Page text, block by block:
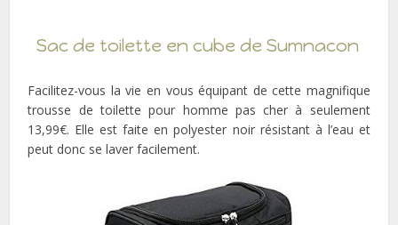
Sac de toilette en cube de Sumnacon
Facilitez-vous la vie en vous équipant de cette magnifique
trousse de toilette pour homme pas cher à seulement
13,99€. Elle est faite en polyester noir résistant à l’eau et
peut donc se laver facilement.